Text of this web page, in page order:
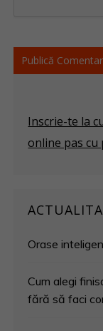
Inscrie-te la
online pas cu
Orase
Cum alegi
fără să faci